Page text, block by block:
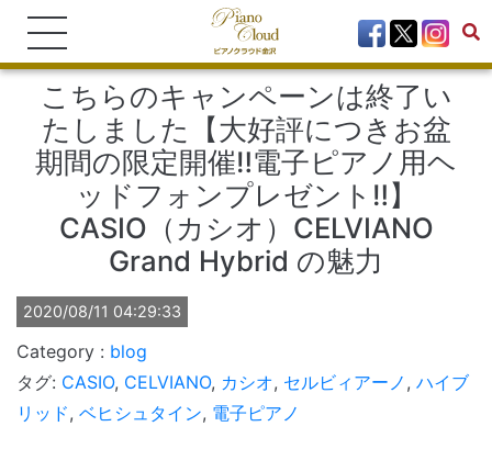
こちらのキャンペーンは終了い
たしました【大好評につきお盆
期間の限定開催‼電子ピアノ用ヘ
ッドフォンプレゼント‼】
CASIO（カシオ）CELVIANO
Grand Hybrid の魅力
2020/08/11 04:29:33
blog
タグ: CASIO, CELVIANO, カシオ, セルビィアーノ , ハイブ
リッド, ベヒシュタイン, 電子ピアノ